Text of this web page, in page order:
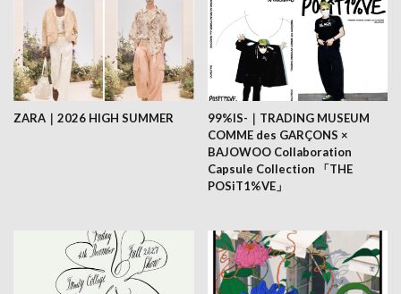
ZARA｜2026 HIGH SUMMER
99%IS-｜TRADING MUSEUM
COMME des GARÇONS ×
BAJOWOO Collaboration
Capsule Collection 「THE
POSiT1%VE」